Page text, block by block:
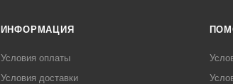
ИНФОРМАЦИЯ
Условия оплаты
Условия доставки